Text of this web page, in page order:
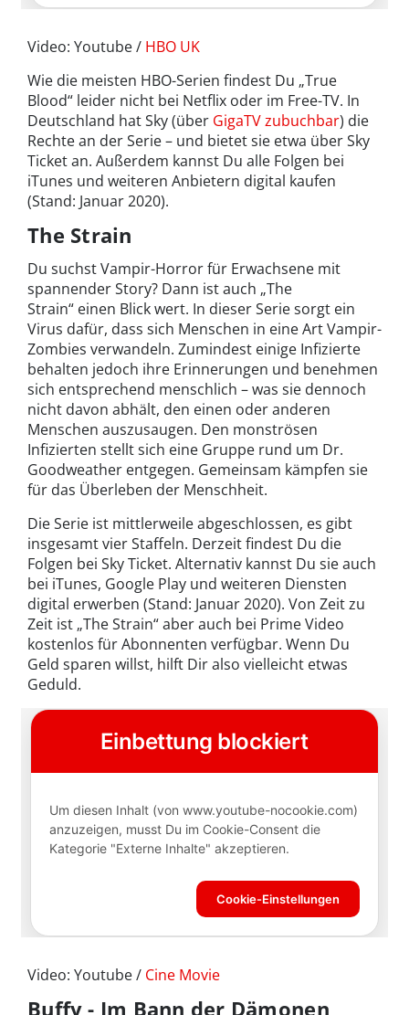
Video: Youtube / HBO UK
Wie die meisten HBO-Serien findest Du „True
Blood“ leider nicht bei Netflix oder im Free-TV. In
Deutschland hat Sky (über GigaTV zubuchbar) die
Rechte an der Serie – und bietet sie etwa über Sky
Ticket an. Außerdem kannst Du alle Folgen bei
iTunes und weiteren Anbietern digital kaufen
(Stand: Januar 2020).
The Strain
Du suchst Vampir-Horror für Erwachsene mit
spannender Story? Dann ist auch „The
Strain“ einen Blick wert. In dieser Serie sorgt ein
Virus dafür, dass sich Menschen in eine Art Vampir-
Zombies verwandeln. Zumindest einige Infizierte
behalten jedoch ihre Erinnerungen und benehmen
sich entsprechend menschlich – was sie dennoch
nicht davon abhält, den einen oder anderen
Menschen auszusaugen. Den monströsen
Infizierten stellt sich eine Gruppe rund um Dr.
Goodweather entgegen. Gemeinsam kämpfen sie
für das Überleben der Menschheit.
Die Serie ist mittlerweile abgeschlossen, es gibt
insgesamt vier Staffeln. Derzeit findest Du die
Folgen bei Sky Ticket. Alternativ kannst Du sie auch
bei iTunes, Google Play und weiteren Diensten
digital erwerben (Stand: Januar 2020). Von Zeit zu
Zeit ist „The Strain“ aber auch bei Prime Video
kostenlos für Abonnenten verfügbar. Wenn Du
Geld sparen willst, hilft Dir also vielleicht etwas
Geduld.
Video: Youtube / Cine Movie
Buffy - Im Bann der Dämonen